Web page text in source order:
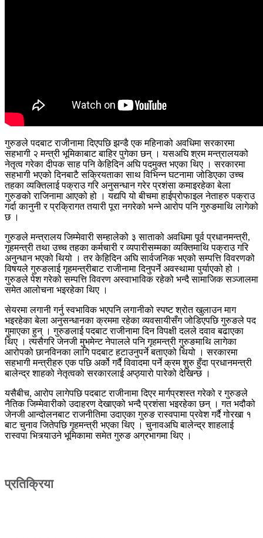
गुरुङले पदबाट राजीनामा दिएपछि झन्डै एक महिनाको अवधिमा सरकारमा
सहभागी २ मन्त्री भूमिकाबाट बाहिर पुगेका छन् । यसअघि श्रम मन्त्रालयको
नेतृत्व गरेका दीपक साह पनि केहिदिन अघि पदमुक्त भएका थिए । सरकारमा
सहभागी भएको दिनबाटै सक्रियताका साथ विभिन्न घटनामा जोडिएका उच्च
तहका व्यक्तिलाई पक्राउ गरि अनुसन्धान गरेर प्रशंसा कमाइरहेका बेला
गुरुङको राजिनामा आएको हो । यद्यपि यो बीचमा हाईप्रोफाइल नेताहरु पक्राउ
गर्दा कानुनी र प्रक्रिागत तयारी पूरा नगरेको भन्ने आरोप पनि गुरुङमाथि लागेको
छ ।
गुरुङले मन्त्रालय जिम्मेवारी सम्हालेको ३ साताको अवधिमा पूर्व प्रधानमन्त्री,
गृहमन्त्री तथा उच्च तहका कर्मचारी र व्यपारीसम्मका व्यक्तिमाथि पक्राउ गरि
अनुन्धान भएको थियो । तर केहिदिन अघि सार्वजनिक भएको सम्पत्ति विवरणको
विषयले गुरुङलाई गृहमन्त्रीबाट राजीनामा दिनुपर्ने अवस्थामा पुर्याएको हो ।
गुरुङले पेश गरेको सम्पत्ति विवरण अस्वाभाविक रहेको भन्दै सामाजिक सञ्जालमा
समेत आलोचना भइरहेका थिए ।
सेयरमा लगानी गर्नु स्वभाविक भएपनि लगानीको स्पष्ट श्रोत खुलाउन माग
भइरहेका बेला अनुसन्धानका क्रममा रहेका व्यवसायीसँग जोडिएपछि गुरुङले पद
गुमाएका हुन् । गुरुङलाई पदबाट राजीनामा दिन विपक्षी दलले दवाव बढाएका
थिए । त्यसैगरि जेनजी मुभमेन्ट नेपालले पनि गृहमन्त्री गुरुङमाथि लागेका
आरोपको छानविनका लागि पदबाट हटाउनुपर्ने बताएको थियो । सरकारमा
सहभागी मन्त्रीहरु एक पछि अर्को गर्दै विवादमा पर्ने क्रम शुरु हुँदा प्रधानमन्त्री
बालेन्द्र शाहको नेतृत्वको सरकारलाई अप्ठ्यारो पारेको देखिन्छ ।
यसैबीच, आरोप लागेपछि पदबाट राजीनामा दिएर मार्गप्रशस्त गरेको र गुरुङले
नैतिक जिम्मेवारीको उदाहरण देखाएको भन्दै प्रशंसा भइरहेका छन् । गत भदौको
जेनजी आन्दोलनबाट राजनीतिमा उदाएका गुरुङ रास्वपामा प्रवेश गर्दै गोरखा १
बाट चुनाव जितेपछि गृहमन्त्री भएका थिए । चुनावअघि बालेन्द्र शाहलाई
रास्वपा भित्र्याउने भूमिकामा समेत गुरुङ अग्रभागमा थिए ।
प्रतिक्रिया